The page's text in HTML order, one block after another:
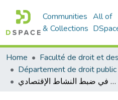
Communities
& Collections
All of
Home
Département de droit public
دور مجلس المنافسة في ضبط النشاط الإقتصادي